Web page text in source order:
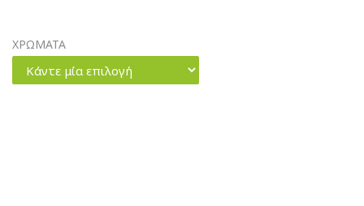
ΧΡΩΜΑΤΑ
Κάντε μία επιλογή